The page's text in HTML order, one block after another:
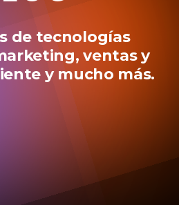
de tecnologías
ventas y
y mucho más.